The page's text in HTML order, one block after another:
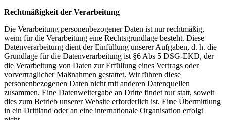
Rechtmäßigkeit der Verarbeitung
Die Verarbeitung personenbezogener Daten ist nur rechtmäßig,
wenn für die Verarbeitung eine Rechtsgrundlage besteht. Diese
Datenverarbeitung dient der Einfüllung unserer Aufgaben, d. h. die
Grundlage für die Datenverarbeitung ist §6 Abs 5 DSG-EKD, der
die Verarbeitung von Daten zur Erfüllung eines Vertrags oder
vorvertraglicher Maßnahmen gestattet. Wir führen diese
personenbezogenen Daten nicht mit anderen Datenquellen
zusammen. Eine Datenweitergabe an Dritte findet nur statt, soweit
dies zum Betrieb unserer Website erforderlich ist. Eine Übermittlung
in ein Drittland oder an eine internationale Organisation erfolgt